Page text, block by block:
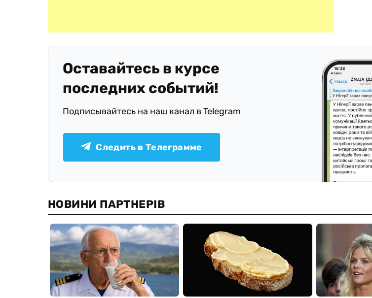
Оставайтесь в курсе
последних событий!
Подписывайтесь на наш канал в Telegram
Следить в Телеграмме